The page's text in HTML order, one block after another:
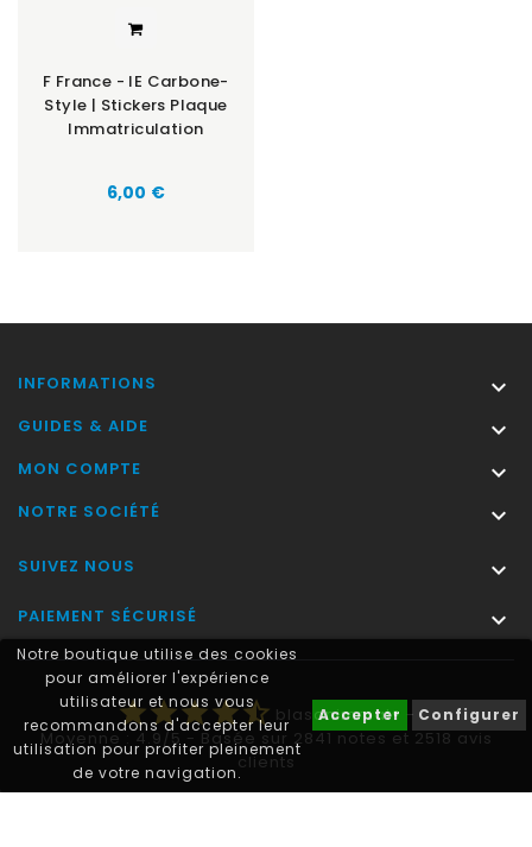
Notre boutique utilise des cookies
pour améliorer l'expérience
utilisateur et nous vous
recommandons d'accepter leur
utilisation pour profiter pleinement
de votre navigation.
Accepter Configurer
F France - IE Carbone-
Style | Stickers Plaque
Immatriculation
Prix
6,00 €
INFORMATIONS 
GUIDES & AIDE 
MON COMPTE 
NOTRE SOCIÉTÉ 
SUIVEZ NOUS 
PAIEMENT SÉCURISÉ 
starstarstarstarstar_half blasonimmat® -
Moyenne :4.9/5- Basée sur 2841notes et2518avis
clients